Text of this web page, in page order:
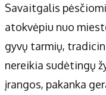
Savaitgalis
atokvėpiu nuo
gyvų tarmių,
nereikia sudėtingų
įrangos, pakanka